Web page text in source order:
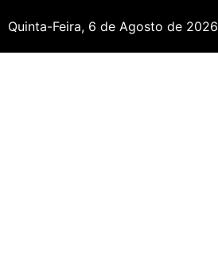
Quinta-Feira, 6 de Agosto de 2026